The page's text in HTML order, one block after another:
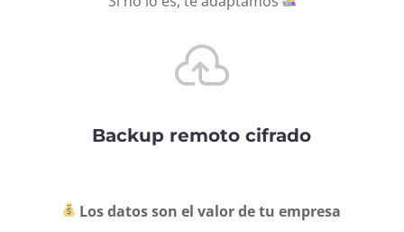

Backup remoto cifrado
Los datos son el valor de tu empresa